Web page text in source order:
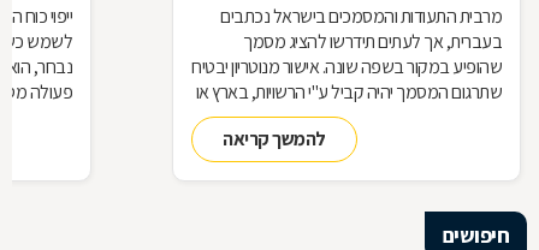
מרבית התעודות והמסמכים בישראל נכתבים
בעברית, אך לעתים תידרשו להציג מסמך
שהופיע במקור בשפה שונה. אישור מנוטריון יבטיח
שתרגום המסמך יהיה קביל ע"י הרשויות, בארץ או
להמשך קריאה
ייפוי
לשמש
נבחר, הוא
פעולה
חיפושים